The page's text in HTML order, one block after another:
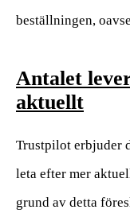
beställningen,
Antalet
aktuellt
Trustpilot erbjuder
leta efter mer
grund av detta